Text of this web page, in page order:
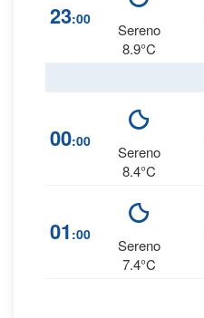
23:00
Sereno
8.9°C
00:00
Sereno
8.4°C
01 :00
Sereno
7.4°C